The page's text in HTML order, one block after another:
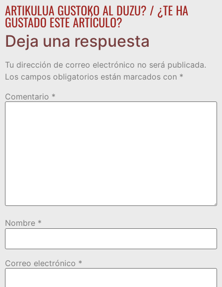
ARTIKULUA GUSTOKO AL DUZU? / ¿TE HA
GUSTADO ESTE ARTÍCULO?
Deja una respuesta
Tu dirección de correo electrónico no será publicada.
Los campos obligatorios están marcados con *
Comentario *
Nombre *
Correo electrónico *